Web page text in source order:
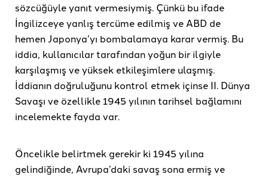
sözcüğüyle yanıt vermesiymiş. Çünkü bu ifade
İngilizceye yanlış tercüme edilmiş ve ABD de
hemen Japonya’yı bombalamaya karar vermiş. Bu
iddia, kullanıcılar tarafından yoğun bir ilgiyle
karşılaşmış ve yüksek etkileşimlere ulaşmış.
İddianın doğruluğunu kontrol etmek içinse II. Dünya
Savaşı ve özellikle 1945 yılının tarihsel bağlamını
incelemekte fayda var.
Öncelikle belirtmek gerekir ki 1945 yılına
gelindiğinde, Avrupa’daki savaş sona ermiş ve